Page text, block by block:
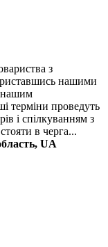
з
нашими
нашим
терміни проведуть
і спілкуванням з
в черга...
UA